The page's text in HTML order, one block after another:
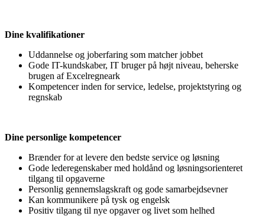
Dine kvalifikationer
Uddannelse og joberfaring som matcher jobbet
Gode IT-kundskaber, IT bruger på højt niveau, beherske
brugen af Excelregneark
Kompetencer inden for service, ledelse, projektstyring og
regnskab
Dine personlige kompetencer
Brænder for at levere den bedste service og løsning
Gode lederegenskaber med holdånd og løsningsorienteret
tilgang til opgaverne
Personlig gennemslagskraft og gode samarbejdsevner
Kan kommunikere på tysk og engelsk
Positiv tilgang til nye opgaver og livet som helhed